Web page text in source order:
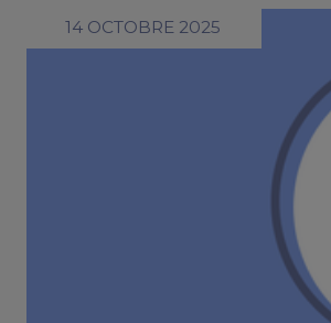
14 OCTOBRE 2025